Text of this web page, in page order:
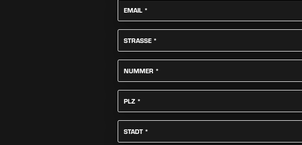
EMAIL *
STRASSE *
NUMMER *
PLZ *
STADT *